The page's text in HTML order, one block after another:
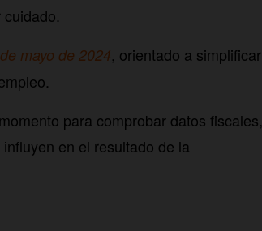
mayo de 2024, orientado a simplificar
para comprobar datos fiscales,
en el resultado de la